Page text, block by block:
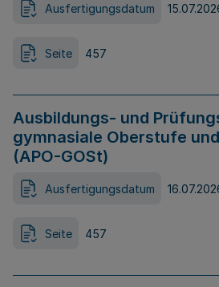
Ausfertigungsdatum
Seite 457
Ausbildungs- und
gymnasiale Oberstufe
(APO-GOSt)
Ausfertigungsdatum
Seite 457